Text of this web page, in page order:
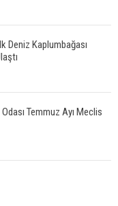
Deniz Kaplumbağası
Temmuz Ayı Meclis